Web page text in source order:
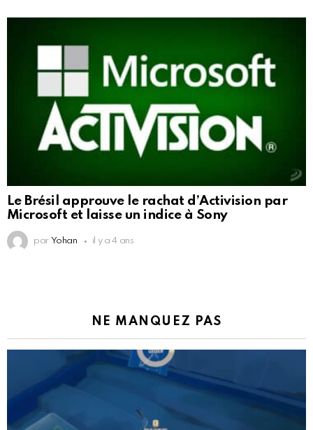
Le Brésil approuve le rachat d’Activision par
Microsoft et laisse un indice à Sony
par Yohan il y a 4 ans
NE MANQUEZ PAS